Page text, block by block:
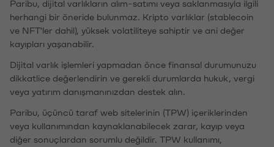
Paribu, dijital varlıkların alım-satımı veya saklanmasıyla ilgili
herhangi bir öneride bulunmaz. Kripto varlıklar (stablecoin
ve NFT'ler dahil), yüksek volatiliteye sahiptir ve ani değer
kayıpları yaşanabilir.
Dijital varlık işlemleri yapmadan önce finansal durumunuzu
dikkatlice değerlendirin ve gerekli durumlarda hukuk, vergi
veya yatırım danışmanınızdan destek alın.
Paribu, üçüncü taraf web sitelerinin (TPW) içeriklerinden
veya kullanımından kaynaklanabilecek zarar, kayıp veya
diğer sonuçlardan sorumlu değildir. TPW kullanımı,